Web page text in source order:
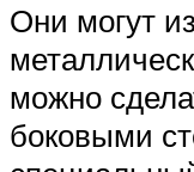
Они могут
можно
боковыми